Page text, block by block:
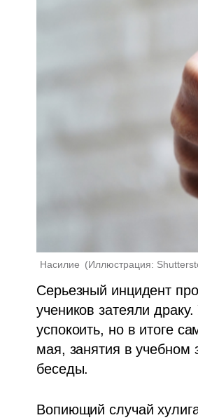
Насилие (Иллюстрация:
Серьезный инцидент
учеников затеяли
успокоить, но в итоге
мая, занятия в учебном
беседы.
Вопиющий случай